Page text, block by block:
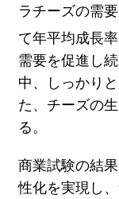
ラチーズの需
て年平均成長
需要を促進し
中、しっかり
た、チーズの
る。
商業試験の結
性化を実現し